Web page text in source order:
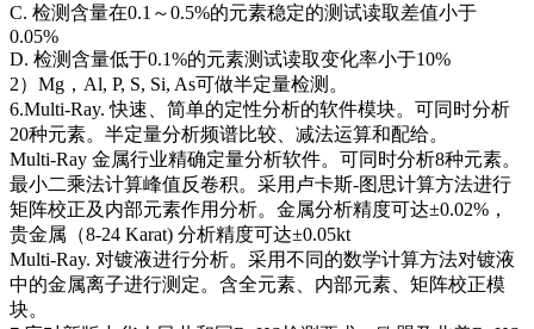
C. 检测含量在0.1～0.5%的元素稳定的测试读取差值小于
0.05%
D. 检测含量低于0.1%的元素测试读取变化率小于10%
2）Mg，Al, P, S, Si, As可做半定量检测。
6.Multi-Ray. 快速、简单的定性分析的软件模块。可同时分析
20种元素。半定量分析频谱比较、减法运算和配给。
Multi-Ray 金属行业精确定量分析软件。可同时分析8种元素。
最小二乘法计算峰值反卷积。采用卢卡斯-图思计算方法进行
矩阵校正及内部元素作用分析。金属分析精度可达±0.02%，
贵金属（8-24 Karat) 分析精度可达±0.05kt
Multi-Ray. 对镀液进行分析。采用不同的数学计算方法对镀液
中的金属离子进行测定。含全元素、内部元素、矩阵校正模
块。